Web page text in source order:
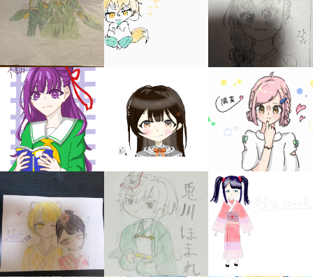
キミノラジオ配信中！
いろんな動画が